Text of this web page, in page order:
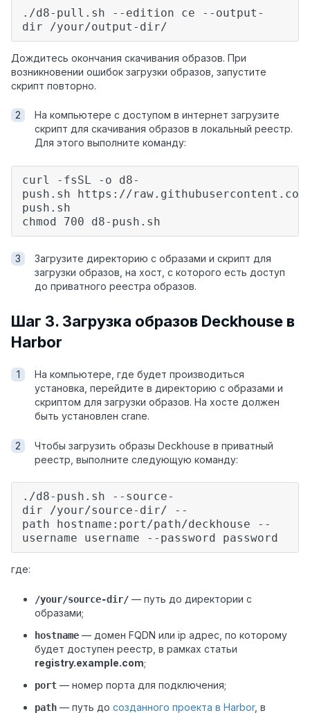
./d8-pull.sh --edition ce --output-
dir /your/output-dir/
Дождитесь окончания скачивания образов. При
возникновении ошибок загрузки образов, запустите
скрипт повторно.
На компьютере с доступом в интернет загрузите
скрипт для скачивания образов в локальный реестр.
Для этого выполните команду:
curl -fsSL -o d8-
push.sh https://
push.sh
chmod 700 d8-push.sh
Загрузите директорию с образами и скрипт для
загрузки образов, на хост, с которого есть доступ
до приватного реестра образов.
Шаг 3. Загрузка образов Deckhouse в
Harbor
На компьютере, где будет производиться
установка, перейдите в директорию с образами и
скриптом для загрузки образов. На хосте должен
быть установлен crane.
Чтобы загрузить образы Deckhouse в приватный
реестр, выполните следующую команду:
./d8-push.sh --source-
dir /your/source-dir/ --
path hostname:port/path/deckhouse --
username username --password password
где:
/your/source-dir/ — путь до директории с
образами;
hostname — домен FQDN или ip адрес, по которому
будет доступен реестр, в рамках статьи
registry.example.com;
port — номер порта для подключения;
path — путь до созданного проекта в Harbor, в